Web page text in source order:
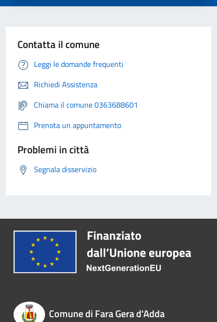
Contatta il comune
Leggi le domande frequenti
Richiedi Assistenza
Chiama il comune 0363688601
Prenota un appuntamento
Problemi in città
Segnala disservizio
Comune di Fara Gera d'Adda